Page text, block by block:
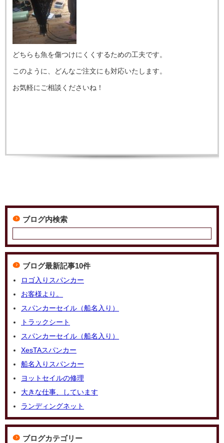
どちらも魚を傷つけにくくするための工夫です。
このように、どんなご注文にも対応いたします。
お気軽にご相談くださいね！
ブログ内検索
ブログ最新記事10件
ロゴ入りスパンカー
お客様より。
スパンカーセイル（船名入り）
トラックシート
スパンカーセイル（船名入り）
XesTAスパンカー
船名入りスパンカー
ヨットセイルの修理
大きな仕事、しています
ランディングネット
ブログカテゴリー